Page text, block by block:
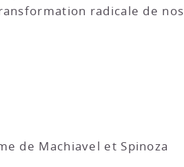
radicale de nos
de Machiavel et Spinoza